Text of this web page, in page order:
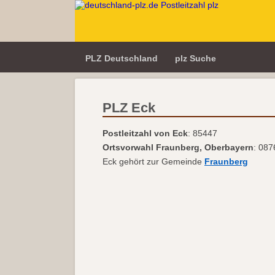
PLZ Deutschland plz Suche
PLZ Eck
Postleitzahl von Eck: 85447
Ortsvorwahl Fraunberg, Oberbayern:
Eck gehört zur Gemeinde Fraunberg